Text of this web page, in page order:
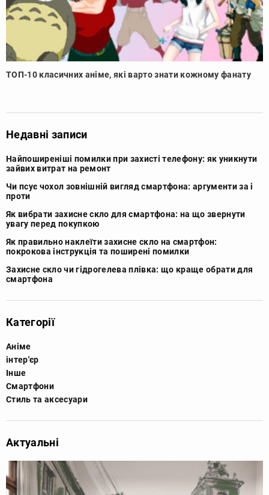
ТОП-10 класичних аніме, які варто знати кожному фанату
Недавні записи
Найпоширеніші помилки при захисті телефону: як уникнути
зайвих витрат на ремонт
Чи псує чохол зовнішній вигляд смартфона: аргументи за і
проти
Як вибрати захисне скло для смартфона: на що звернути
увагу перед покупкою
Як правильно наклеїти захисне скло на смартфон:
покрокова інструкція та поширені помилки
Захисне скло чи гідрогелева плівка: що краще обрати для
смартфона
Категорії
Аніме
інтер'єр
Інше
Смартфони
Стиль та аксесуари
Актуальні